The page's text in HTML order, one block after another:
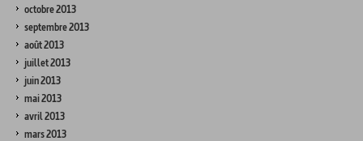
octobre 2013
septembre 2013
août 2013
juillet 2013
juin 2013
mai 2013
avril 2013
mars 2013